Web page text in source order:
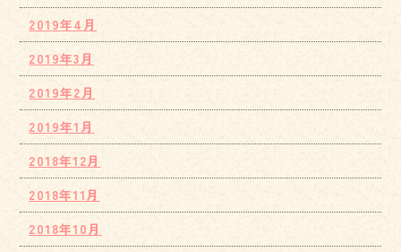
2019年4月
2019年3月
2019年2月
2019年1月
2018年12月
2018年11月
2018年10月